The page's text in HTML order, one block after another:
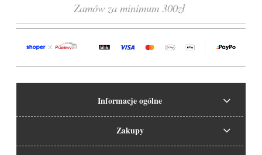
Zamów za minimum 300zł
Informacje ogólne
Zakupy